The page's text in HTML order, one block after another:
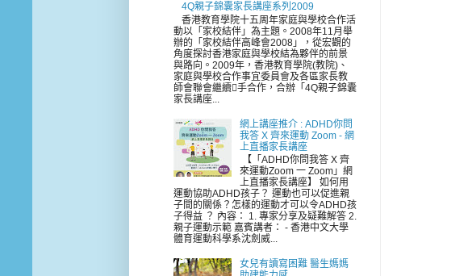
4Q親子錦囊家長講座系列2009
香港教育學院十五周年家庭與學校合作活
動以「家校結伴」為主題。2008年11月舉
辦的「家校結伴高峰會2008」，從宏觀的
角度探討香港家庭與學校結為夥伴的前景
與路向。2009年，香港教育學院(教院)、
家庭與學校合作事宜委員會及各區家長教
師會聯會繼續手合作，合辦「4Q親子錦囊
家長講座...
網上講座推介 : ADHD你問
我答 X 齊來運動 Zoom - 網
上直播家長講座
【「ADHD你問我答 X 齊
來運動Zoom 一 Zoom」網
上直播家長講座】 如何用
運動協助ADHD孩子？ 運動也可以促進親
子間的關係？怎樣的運動才可以令ADHD孩
子得益 ？ 內容： 1. 專家分享及疑難解答 2.
親子運動示範 嘉賓講者： - 香港中文大學
體育運動科學系沈劍威...
女兒有讀寫困難 醫生媽媽